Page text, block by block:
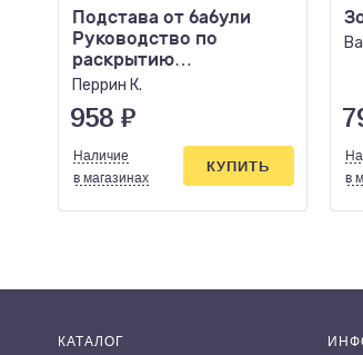
Подстава от бабули
Руководство по
раскрытию
собственного убийства
Перрин К.
958 ₽
Наличие
в магазинах
КУПИТЬ
в
КАТАЛОГ